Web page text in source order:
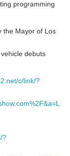
programming
the Mayor of Los
debuts
c/link/?
?